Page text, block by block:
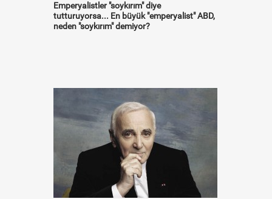
Emperyalistler "soykırım" diye
tutturuyorsa... En büyük "emperyalist" ABD,
neden "soykırım" demiyor?